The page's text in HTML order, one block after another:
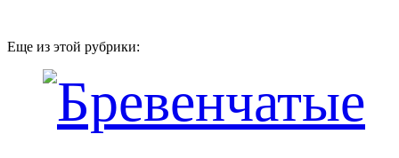
Еще из этой рубрики: